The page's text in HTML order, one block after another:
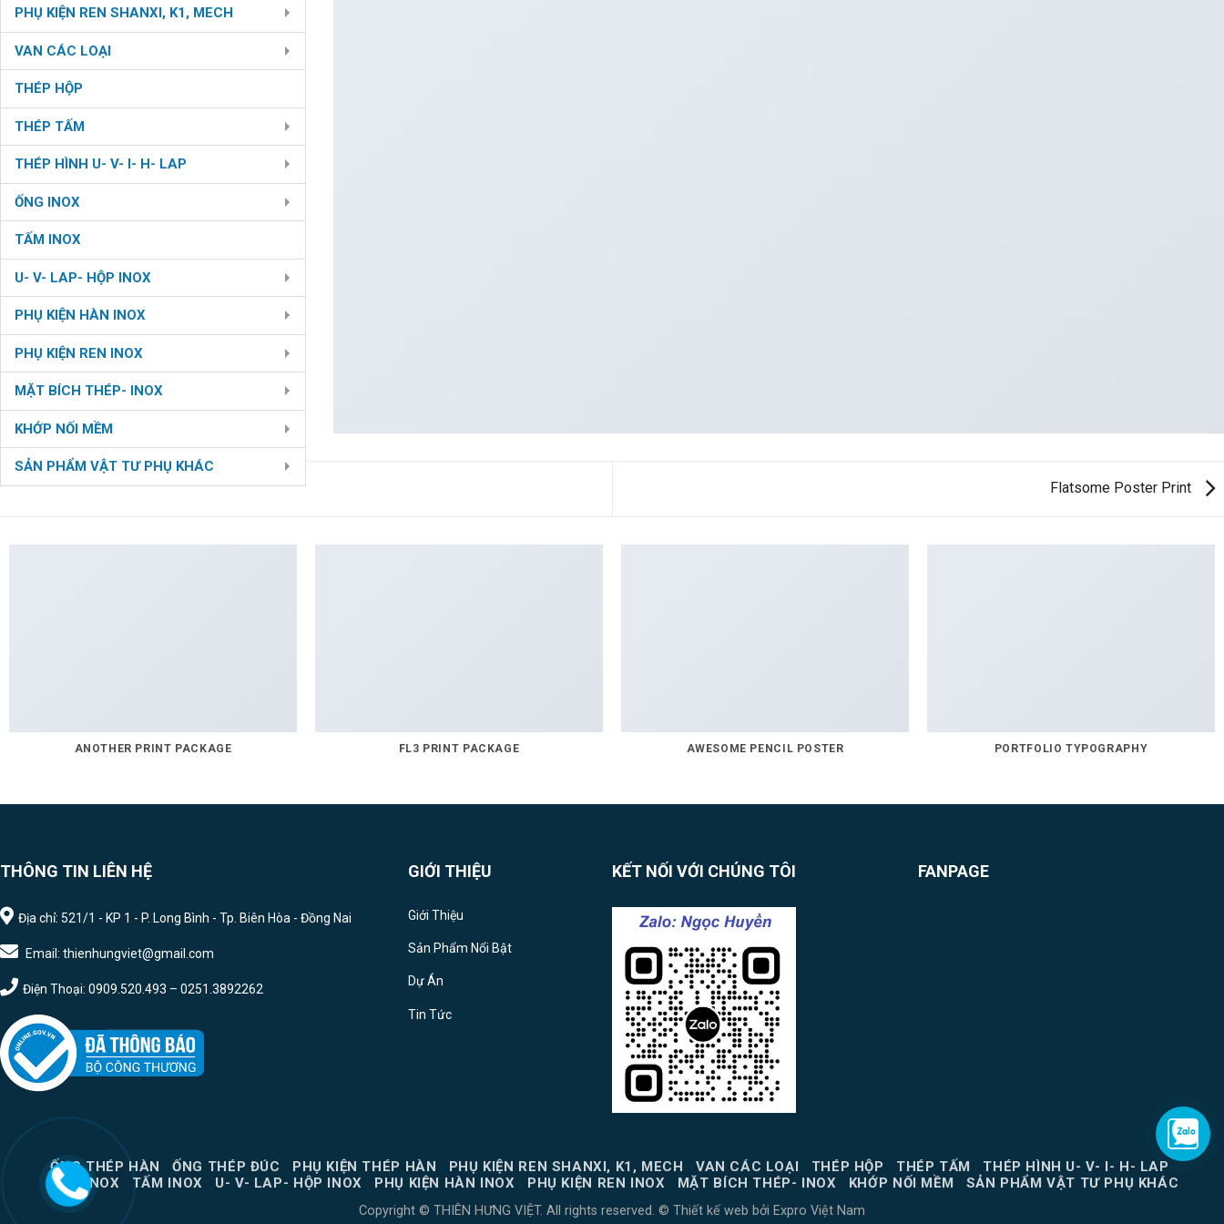
PHỤ KIỆN REN SHANXI, K1, MECH
VAN CÁC LOẠI
THÉP HỘP
THÉP TẤM
THÉP HÌNH U- V- I- H- LAP
ỐNG INOX
TẤM INOX
U- V- LAP- HỘP INOX
PHỤ KIỆN HÀN INOX
PHỤ KIỆN REN INOX
MẶT BÍCH THÉP- INOX
KHỚP NỐI MỀM
SẢN PHẨM VẬT TƯ PHỤ KHÁC
aliquam erat volutpat
Flatsome Poster Print
ANOTHER PRINT PACKAGE FL3 PRINT PACKAGE AWESOME PENCIL POSTER PORTFOLIO TYPOGRAPHY
THÔNG TIN LIÊN HỆ
Địa chỉ: 521/1 - KP 1 - P. Long Bình - Tp. Biên Hòa - Đồng Nai
Email: thienhungviet@gmail.com
Điện Thoại: 0909.520.493 – 0251.3892262
GIỚI THIỆU
Giới Thiệu
Sản Phẩm Nổi Bật
Dự Án
Tin Tức
KẾT NỐI VỚI CHÚNG TÔI FANPAGE
ỐNG THÉP HÀN ỐNG THÉP ĐÚC PHỤ KIỆN THÉP HÀN PHỤ KIỆN REN SHANXI, K1, MECH VAN CÁC LOẠI THÉP HỘP THÉP TẤM
THÉP HÌNH U- V- I- H- LAP
ỐNG INOX
TẤM INOX U- V- LAP- HỘP INOX PHỤ KIỆN HÀN INOX PHỤ KIỆN REN INOX MẶT BÍCH THÉP- INOX KHỚP NỐI MỀM SẢN PHẨM VẬT TƯ PHỤ KHÁC
Copyright © THIÊN HƯNG VIỆT. All rights reserved. © Thiết kế web bởi Expro Việt Nam